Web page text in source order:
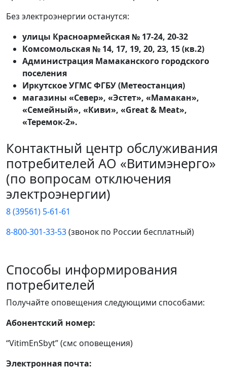
Без электроэнергии останутся:
улицы Красноармейская № 17-24, 20-32
Комсомольская № 14, 17, 19, 20, 23, 15 (кв.2)
Администрация Мамаканского городского
поселения
Иркутское УГМС ФГБУ (Метеостанция)
магазины «Север», «Эстет», «Мамакан»,
«Семейный», «Киви», «Great & Meat»,
«Теремок-2».
Контактный центр обслуживания
потребителей АО «Витимэнерго»
(по вопросам отключения
электроэнергии)
8 (39561) 5-61-61
8-800-301-33-53(звонок по России бесплатный)
Способы информирования
потребителей
Получайте оповещения следующими способами:
Абонентский номер:
“VitimEnSbyt” (смс оповещения)
Электронная почта: